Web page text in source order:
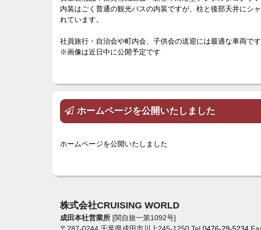
内装はごく普通の観光バスの内装ですが、柱と後部天井にシ
れています。
社員旅行・自治会や町内会、子供会の送迎には最適な車両です
※画像は近日中に公開予定です
ホームページを公開いたしました
ホームページを公開いたしました
株式会社CRUISING WORLD
成田本社営業所 [関自旅一第1092号]